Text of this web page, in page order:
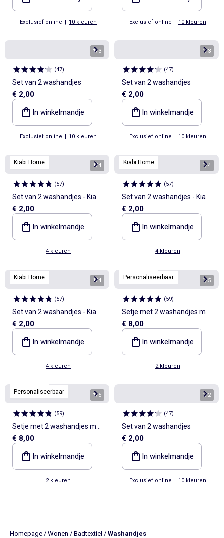
Exclusief online | 10 kleuren Exclusief online | 10 kleuren
1/3
(47)
Set van 2 washandjes
€ 2,00
In winkelmandje
Exclusief online | 10 kleuren
1/3
(47)
Set van 2 washandjes
€ 2,00
In winkelmandje
Exclusief online | 10 kleuren
Kiabi Home 1/4
(57)
Set van 2 washandjes - Kiabi
Home
€ 2,00
In winkelmandje
4 kleuren
Kiabi Home 1/4
(57)
Set van 2 washandjes - Kiabi
Home
€ 2,00
In winkelmandje
4 kleuren
Kiabi Home 1/4
(57)
Set van 2 washandjes - Kiabi
Home
€ 2,00
In winkelmandje
4 kleuren
Personaliseerbaar
1/5
(59)
Setje met 2 washandjes met
leuk detail
€ 8,00
In winkelmandje
2 kleuren
Personaliseerbaar
1/5
(59)
Setje met 2 washandjes met
leuk detail
€ 8,00
In winkelmandje
2 kleuren
1/2
(47)
Set van 2 washandjes
€ 2,00
In winkelmandje
Exclusief online | 10 kleuren
Homepage / Wonen / Badtextiel / Washandjes